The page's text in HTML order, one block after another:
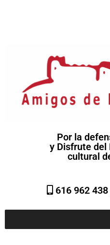
Por la
y Disfrute del
cultural
616 962